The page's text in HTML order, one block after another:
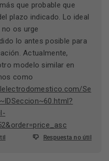
que probable que
plazo indicado. Lo ideal
os urge
lo antes posible para
Actualmente,
modelo similar en
como
Se
Respuesta no útil